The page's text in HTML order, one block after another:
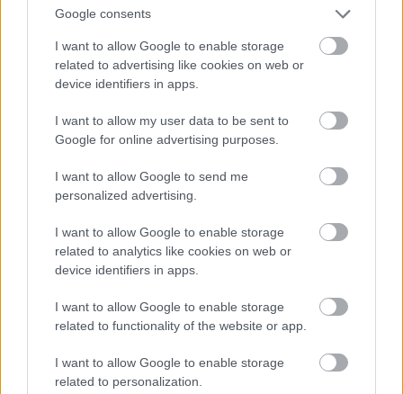
Google consents
I want to allow Google to enable storage
related to advertising like cookies on web or
device identifiers in apps.
I want to allow my user data to be sent to
Google for online advertising purposes.
I want to allow Google to send me
personalized advertising.
I want to allow Google to enable storage
related to analytics like cookies on web or
device identifiers in apps.
I want to allow Google to enable storage
related to functionality of the website or app.
I want to allow Google to enable storage
related to personalization.
egy lebombázott saigoni éjszakai klub
roncsait nézi a vietnami háborúban.
McGovern, aki egy évvel később indult az
elnökválasztáson, a háború ellen